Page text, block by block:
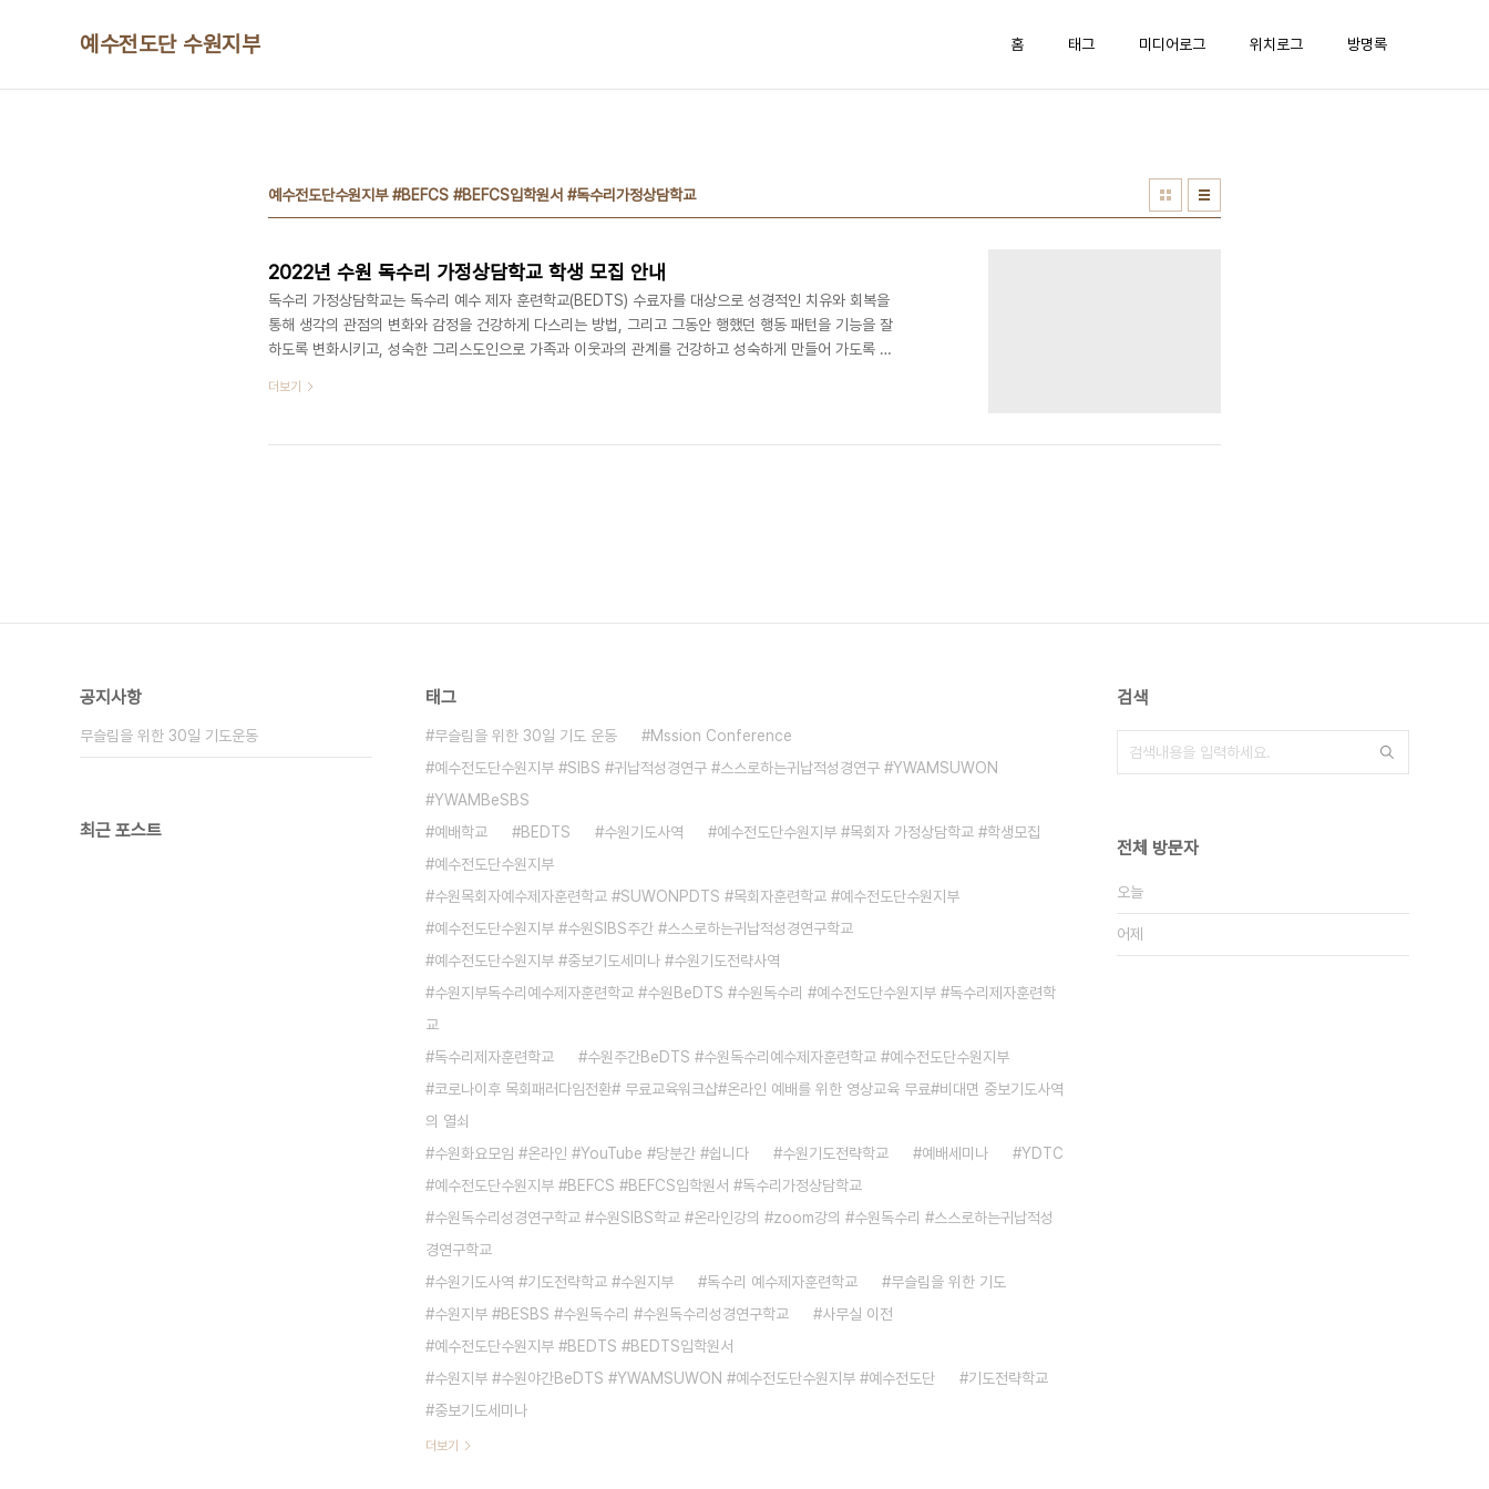
예수전도단 수원지부 홈 태그 미디어로그 위치로그 방명록
예수전도단수원지부 #BEFCS #BEFCS입학원서 #독수리가정상담학교
2022년 수원 독수리 가정상담학교 학생 모집 안내
독수리 가정상담학교는 독수리 예수 제자 훈련학교(BEDTS) 수료자를 대상으로 성경적인 치유와 회복을
통해 생각의 관점의 변화와 감정을 건강하게 다스리는 방법, 그리고 그동안 행했던 행동 패턴을 기능을 잘
하도록 변화시키고, 성숙한 그리스도인으로 가족과 이웃과의 관계를 건강하고 성숙하게 만들어 가도록 돕
분∼오후10시) 토요일(오후2시30분∼오후8시30분) 3. 정원 - 30명(대면 20명, 비대면: 수원지역 외에
숙 간사 010-4704-3035 김현주 간사 010-723..
더보기
공지사항
무슬림을 위한 30일 기도운동
최근 포스트
태그
무슬림을 위한 30일 기도 운동
Mssion Conference
예수전도단수원지부 #SIBS #귀납적성경연구 #스스로하는귀납적성경연구 #YWAMSUWON
#YWAMBeSBS
예배학교
BEDTS 수원기도사역
예수전도단수원지부 #목회자 가정상담학교 #학생모집
예수전도단수원지부
수원목회자예수제자훈련학교 #SUWONPDTS #목회자훈련학교 #예수전도단수원지부
예수전도단수원지부 #수원SIBS주간 #스스로하는귀납적성경연구학교
예수전도단수원지부 #중보기도세미나 #수원기도전략사역
수원지부독수리예수제자훈련학교 #수원BeDTS #수원독수리 #예수전도단수원지부 #독수리제자훈련학
교
독수리제자훈련학교
수원주간BeDTS #수원독수리예수제자훈련학교 #예수전도단수원지부
코로나이후 목회패러다임전환# 무료교육워크샵#온라인 예배를 위한 영상교육 무료#비대면 중보기도사역
의 열쇠
수원화요모임 #온라인 #YouTube #당분간 #쉽니다
수원기도전략학교 예배세미나
YDTC
예수전도단수원지부 #BEFCS #BEFCS입학원서 #독수리가정상담학교
수원독수리성경연구학교 #수원SIBS학교 #온라인강의 #zoom강의 #수원독수리 #스스로하는귀납적성
경연구학교
수원기도사역 #기도전략학교 #수원지부
독수리 예수제자훈련학교
무슬림을 위한 기도
수원지부 #BESBS #수원독수리 #수원독수리성경연구학교
사무실 이전
예수전도단수원지부 #BEDTS #BEDTS입학원서
수원지부 #수원야간BeDTS #YWAMSUWON #예수전도단수원지부 #예수전도단
기도전략학교
중보기도세미나
더보기
검색
전체 방문자
오늘
어제